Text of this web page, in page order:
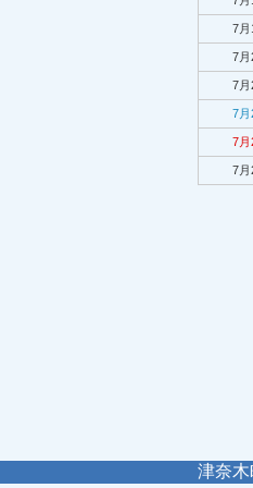
7月
7月
7月
7月
7月
7月
津奈